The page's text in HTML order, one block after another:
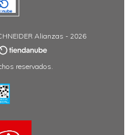
Alianzas - 2026
reservados.